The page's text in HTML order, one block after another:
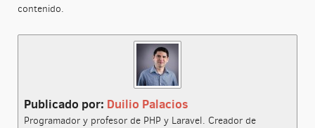
contenido.
Publicado por: Duilio Palacios
Programador y profesor de PHP y Laravel. Creador de